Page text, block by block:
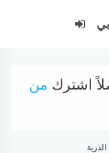
اشترك من